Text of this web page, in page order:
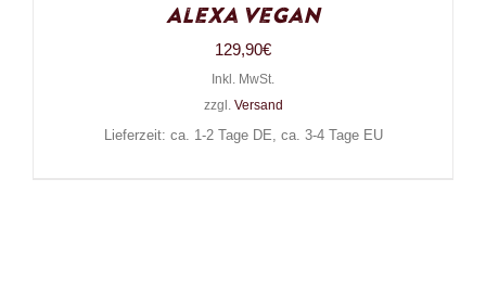
Alexa Vegan
129,90€
Inkl. MwSt.
zzgl. Versand
Lieferzeit: ca. 1-2 Tage DE, ca. 3-4 Tage EU